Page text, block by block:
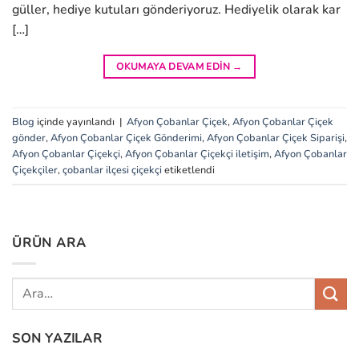
güller, hediye kutuları gönderiyoruz. Hediyelik olarak kar
[…]
OKUMAYA DEVAM EDIN →
Blog içinde yayınlandı | Afyon Çobanlar Çiçek,Afyon Çobanlar Çiçek
gönder,Afyon Çobanlar Çiçek Gönderimi,Afyon Çobanlar Çiçek Siparişi,
Afyon Çobanlar Çiçekçi,Afyon Çobanlar Çiçekçi iletişim,Afyon Çobanlar
Çiçekçiler,çobanlar ilçesi çiçekçi etiketlendi
ÜRÜN ARA
SON YAZILAR